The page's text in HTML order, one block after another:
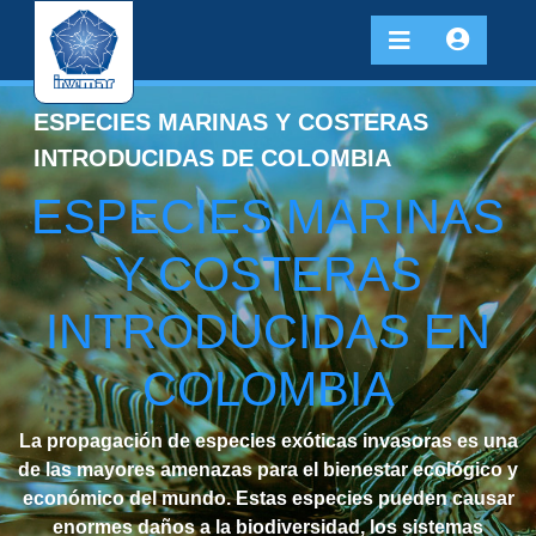
ESPECIES MARINAS Y COSTERAS
INTRODUCIDAS DE COLOMBIA
ESPECIES MARINAS
Y COSTERAS
INTRODUCIDAS EN
COLOMBIA
La propagación de especies exóticas invasoras es una
de las mayores amenazas para el bienestar ecológico y
económico del mundo. Estas especies pueden causar
enormes daños a la biodiversidad, los sistemas